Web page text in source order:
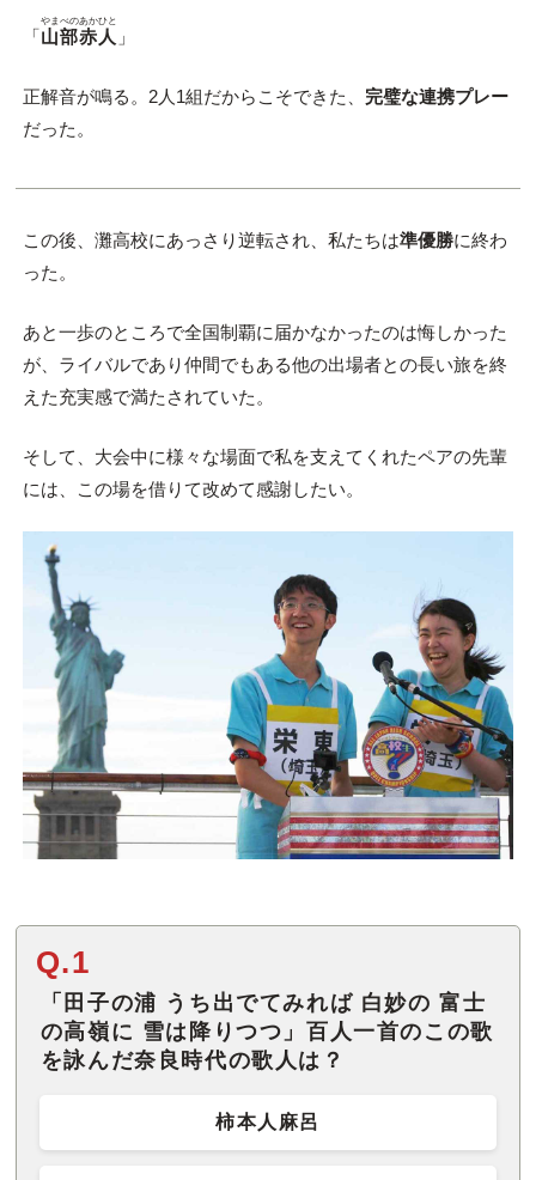
「山部赤人
やまべのあかひと
」
正解音が鳴る。2人1組だからこそできた、 完璧な連携プレー
だった。
この後、灘高校にあっさり逆転され、私たちは準優勝に終わ
った。
あと一歩のところで全国制覇に届かなかったのは悔しかった
が、ライバルであり仲間でもある他の出場者との長い旅を終
えた充実感で満たされていた。
そして、大会中に様々な場面で私を支えてくれたペアの先輩
には、この場を借りて改めて感謝したい。
Q.1
「田子の浦 うち出でてみれば 白妙の 富士
の高嶺に 雪は降りつつ」百人一首のこの歌
を詠んだ奈良時代の歌人は？
柿本人麻呂